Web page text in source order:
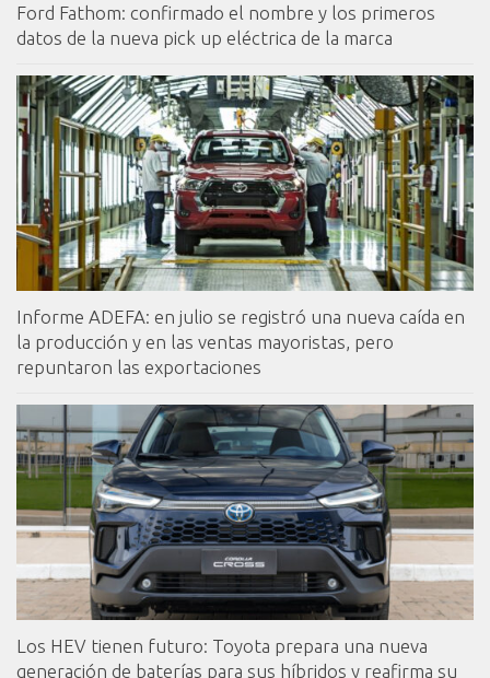
Ford Fathom: confirmado el nombre y los primeros
datos de la nueva pick up eléctrica de la marca
Informe ADEFA: en julio se registró una nueva caída en
la producción y en las ventas mayoristas, pero
repuntaron las exportaciones
Los HEV tienen futuro: Toyota prepara una nueva
generación de baterías para sus híbridos y reafirma su